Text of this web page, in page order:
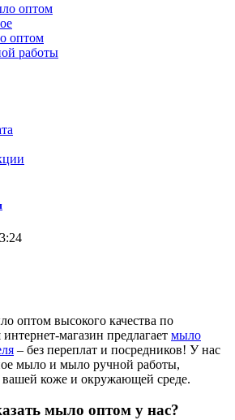
оптом
оптом
работы
оптом высокого качества по
магазин предлагает мыло
– без переплат и посредников! У нас
мыло и мыло ручной работы,
вашей коже и окружающей среде.
мыло оптом у нас?